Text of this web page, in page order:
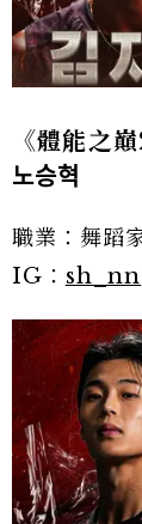
《體能之
노승혁
職業：舞蹈
IG： sh_nn